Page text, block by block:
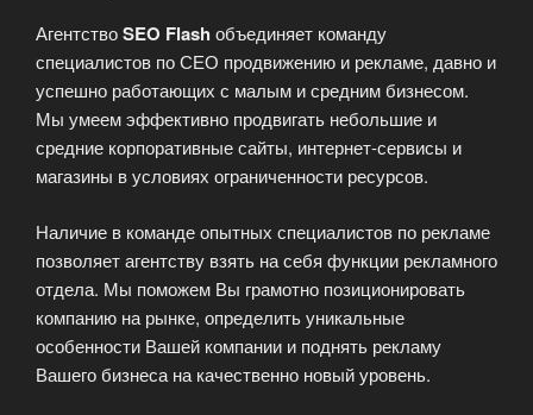
АгентствоSEO Flash объединяет команду
специалистов по СЕО продвижению и рекламе, давно и
успешно работающих с малым и средним бизнесом.
Мы умеем эффективно продвигать небольшие и
средние корпоративные сайты, интернет-сервисы и
магазины в условиях ограниченности ресурсов.
Наличие в команде опытных специалистов по рекламе
позволяет агентству взять на себя функции рекламного
отдела. Мы поможем Вы грамотно позиционировать
компанию на рынке, определить уникальные
особенности Вашей компании и поднять рекламу
Вашего бизнеса на качественно новый уровень.